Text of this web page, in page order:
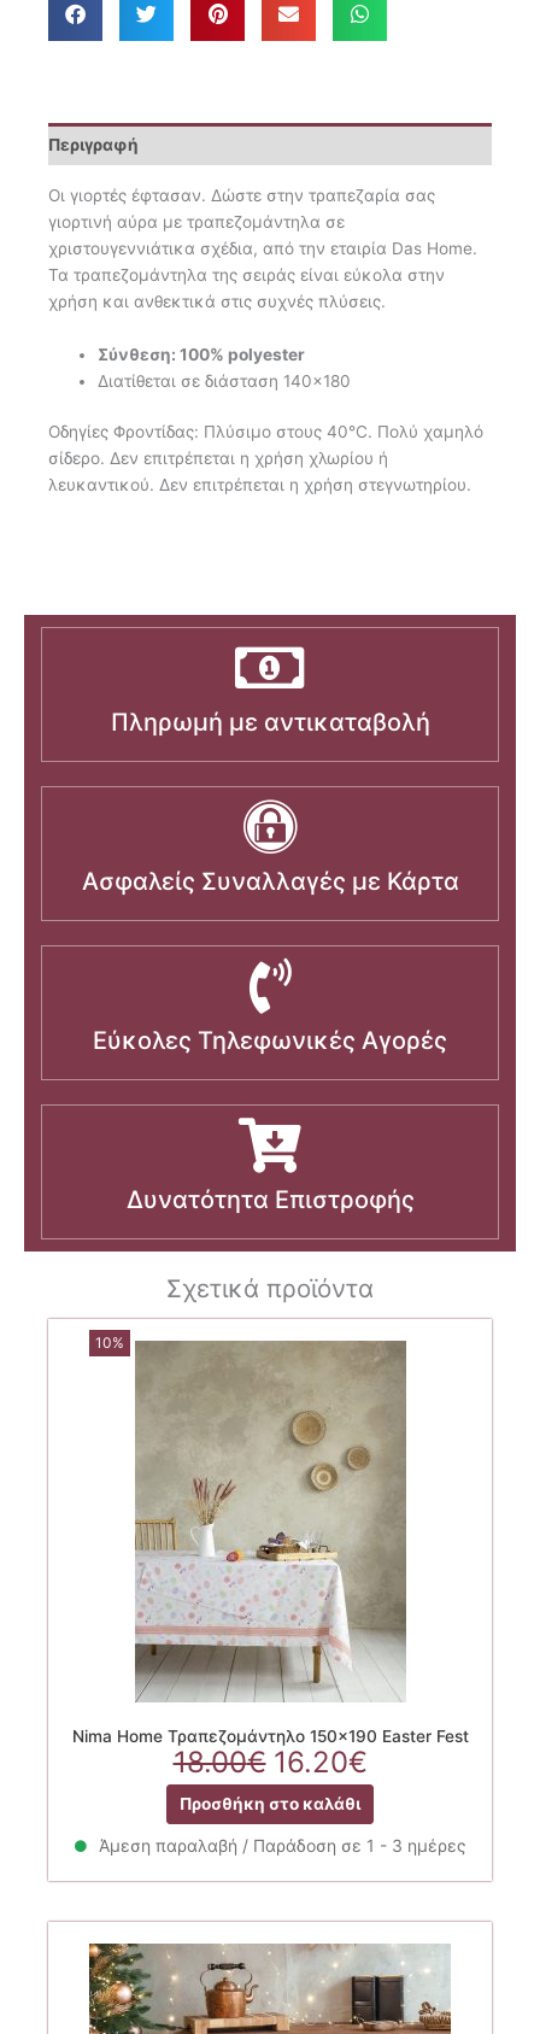
Περιγραφή
Οι γιορτές έφτασαν. Δώστε στην τραπεζαρία σας
γιορτινή αύρα με τραπεζομάντηλα σε
χριστουγεννιάτικα σχέδια, από την εταιρία Das Home.
Τα τραπεζομάντηλα της σειράς είναι εύκολα στην
χρήση και ανθεκτικά στις συχνές πλύσεις.
Σύνθεση: 100% polyester
Διατίθεται σε διάσταση 140×180
Οδηγίες Φροντίδας: Πλύσιμο στους 40°C. Πολύ χαμηλό
σίδερο. Δεν επιτρέπεται η χρήση χλωρίου ή
λευκαντικού. Δεν επιτρέπεται η χρήση στεγνωτηρίου.
Πληρωμή με αντικαταβολή
Ασφαλείς Συναλλαγές με Κάρτα
Εύκολες Τηλεφωνικές Αγορές
Δυνατότητα Επιστροφής
Σχετικά προϊόντα
10%
Nima Home Τραπεζομάντηλο 150×190 Easter Fest
18.00€ Original
price
was:
18.00€.
16.20€Η
τρέχουσα
τιμή
είναι:
16.20€.
Προσθήκη στο καλάθι
Άμεση παραλαβή / Παράδοση σε 1 - 3 ημέρες